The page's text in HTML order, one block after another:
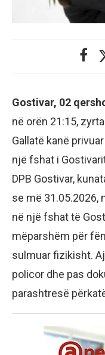
Gostivar, 02
në orën 21:15,
Gallatë kanë
një fshat i
DPB Gostivar,
se më 31.05.2026,
në një fshat të
mëparshëm për
sulmuar fizikisht.
policor dhe pas
parashtresë